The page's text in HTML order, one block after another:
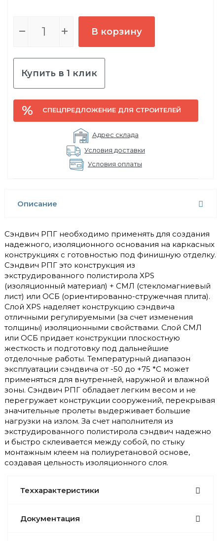
В корзину
Купить в 1 клик
СПЕЦПРЕДЛОЖЕНИЕ ДЛЯ СТРОИТЕЛЕЙ
Адрес склада
Условия доставки
Условия оплаты
Описание
Сэндвич РПГ необходимо применять для создания
надежного, изоляционного основания на каркасных
конструкциях с готовностью под финишную отделку.
Сэндвич РПГ это конструкция из
экструдированного полистирола XPS
(изоляционный материал) + СМЛ (стекломагниевый
лист) или ОСБ (ориентированно-стружечная плита).
Слой XPS наделяет конструкцию сэндвича
отличными регулируемыми (за счет изменения
толщины) изоляционными свойствами. Слой СМЛ
или ОСБ придает конструкции плоскостную
жесткость и подготовку под дальнейшие
отделочные работы. Температурный диапазон
эксплуатации сэндвича от -50 до +75 *С может
применяться для внутренней, наружной и влажной
зоны. Сэндвич РПГ обладает легким весом и не
перегружает конструкции сооружений, перекрывая
значительные пролеты выдерживает большие
нагрузки на излом. За счет наполнителя из
экструдированного полистирола сэндвич надежно
и быстро склеивается между собой, по стыку
монтажным клеем на полиуретановой основе,
создавая цельность изоляционного слоя.
Теххарактеристики
Документация